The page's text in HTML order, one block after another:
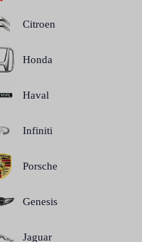
Citroen
Honda
Haval
Infiniti
Porsche
Genesis
Jaguar